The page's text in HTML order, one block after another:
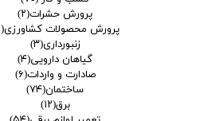
پرورش حشرات(۲)
پرورش محصولات کشاورزی(۵)
زنبورداری(۳)
گیاهان دارویی(۴)
صادارت و واردات(۶)
ساختمان(۷۴)
برق(۱۲)